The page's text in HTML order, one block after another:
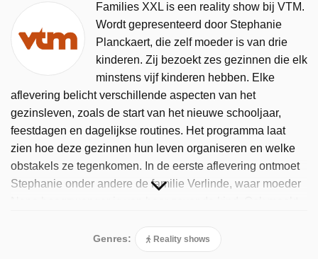
Families XXL is een reality show bij VTM.
Wordt gepresenteerd door Stephanie
Planckaert, die zelf moeder is van drie
kinderen. Zij bezoekt zes gezinnen die elk
minstens vijf kinderen hebben. Elke
aflevering belicht verschillende aspecten van het
gezinsleven, zoals de start van het nieuwe schooljaar,
feestdagen en dagelijkse routines. Het programma laat
zien hoe deze gezinnen hun leven organiseren en welke
obstakels ze tegenkomen. In de eerste aflevering ontmoet
Stephanie onder andere de familie Verlinde, waar moeder
heeft, waaronder pleegkinderen. Verder volgt het
programma de familie Leys, waar vader Rik voor het
Genres: Reality shows